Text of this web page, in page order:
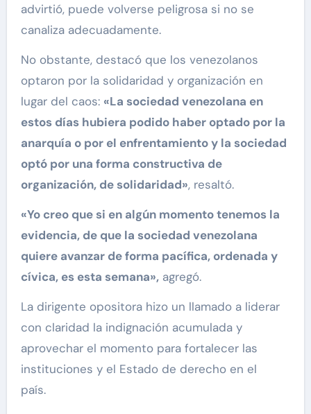
advirtió, puede volverse peligrosa si no se
canaliza adecuadamente.
No obstante, destacó que los venezolanos
optaron por la solidaridad y organización en
lugar del caos: «La sociedad venezolana en
estos días hubiera podido haber optado por la
anarquía o por el enfrentamiento y la sociedad
optó por una forma constructiva de
organización, de solidaridad», resaltó.
«Yo creo que si en algún momento tenemos la
evidencia, de que la sociedad venezolana
quiere avanzar de forma pacífica, ordenada y
cívica, es esta semana»,agregó.
La dirigente opositora hizo un llamado a liderar
con claridad la indignación acumulada y
aprovechar el momento para fortalecer las
instituciones y el Estado de derecho en el
país.